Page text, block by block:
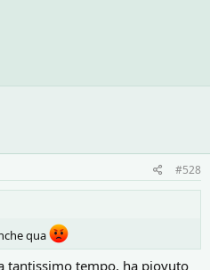
#528
qua
tantissimo tempo, ha piovuto